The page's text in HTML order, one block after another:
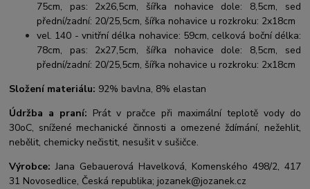
75cm, pas: 2x26,5cm, šířka nohavice dole: 8,5cm, sed
přední/zadní: 20/25,5cm, šířka nohavice u rozkroku: 2x18cm
vel. 140 - vnitřní délka nohavice: 59cm, celková boční délka:
78cm, pas: 2x27,5cm, šířka nohavice dole: 8,5cm, sed
přední/zadní: 20/25,5cm, šířka nohavice u rozkroku: 2x18cm
Složení materiálu: 92% bavlna, 8% elastan
Údržba a praní: Prát v pračce při maximální teplotě vody do
30oC, snížené mechanické činnosti a omezené ždímání, nežehlit,
nebělit, chemicky nečistit, nesušit v sušičce.
Výrobce: Jana Gebauerová Havelková, Komenského 498/2, 417
31 Novosedlice, Česká republika; jozanek@jozanek.cz